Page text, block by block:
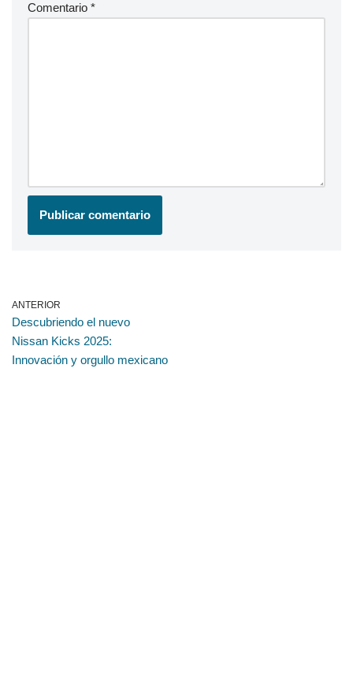
Comentario *
ANTERIOR
Descubriendo el nuevo
Nissan Kicks 2025:
Innovación y orgullo mexicano